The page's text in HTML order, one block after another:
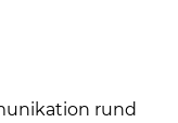
rund